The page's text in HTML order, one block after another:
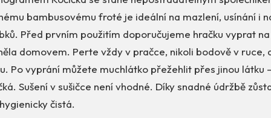
bambusovému froté je ideální na mazlení, usínání i
Před prvním použitím doporučujeme hračku vyprat na
domovem. Perte vždy v pračce, nikoli bodově v ruce,
Po vyprání můžete muchlátko přežehlit přes jinou látku
Sušení v sušičce není vhodné. Díky snadné údržbě
čistá.